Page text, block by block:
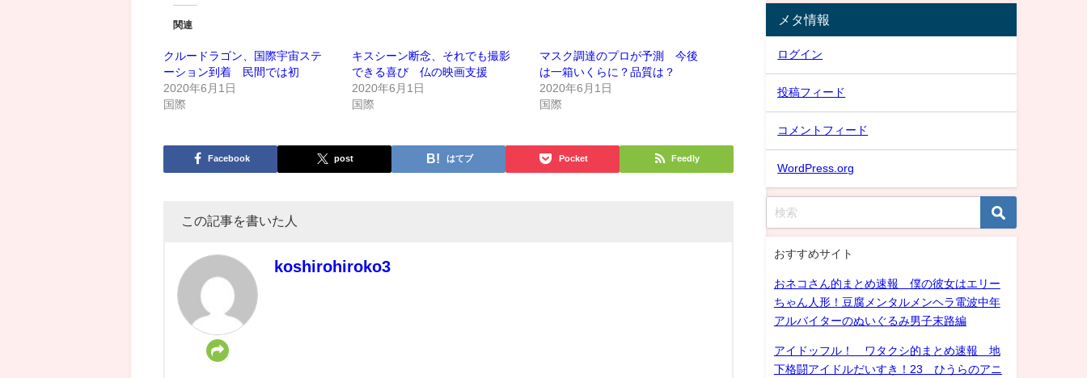
関連
クルードラゴン、国際宇宙ステ
ーション到着 民間では初
2020年6月1日
国際
キスシーン断念、それでも撮影
できる喜び 仏の映画支援
2020年6月1日
国際
マスク調達のプロが予測 今後
は一箱いくらに？品質は？
2020年6月1日
国際
Facebook post はてブ Pocket Feedly
この記事を書いた人
koshirohiroko3
メタ情報
ログイン
投稿フィード
コメントフィード
WordPress.org
おすすめサイト
おネコさん的まとめ速報 僕の彼女はエリー
ちゃん人形！豆腐メンタルメンヘラ電波中年
アルバイターのぬいぐるみ男子末路編
アイドッフル！ ワタクシ的まとめ速報 地
下格闘アイドルだいすき！23 ひうらのアニ